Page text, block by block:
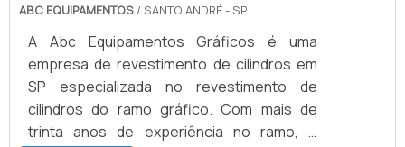
ABC EQUIPAMENTOS / SANTO ANDRÉ - SP
A Abc Equipamentos Gráficos é uma
empresa de revestimento de cilindros em
SP especializada no revestimento de
cilindros do ramo gráfico. Com mais de
trinta anos de experiência no ramo, é